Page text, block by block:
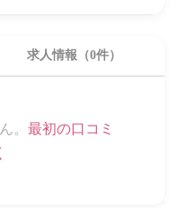
求人情報（0件）
。 最初の口コミ